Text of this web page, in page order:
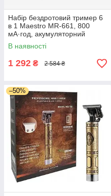
Набір бездротовий тример 6
в 1 Maestro MR-661, 800
мА·год, акумуляторний
портативний тример, для
стриження волосся вусів
В наявності
1 292 ₴ 2 584 ₴
–50%